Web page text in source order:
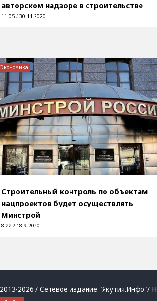
авторском надзоре в строительстве
11:05 / 30.11.2020
Строительный контроль по объектам
нацпроектов будет осуществлять
Минстрой
8:22 / 18.9.2020
Экономика
2013-2026 / Сетевое издание "Якутия.Инфо"/